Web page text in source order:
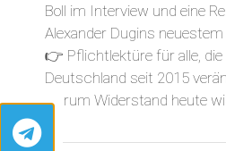
Boll im Interview und eine
Alexander Dugins neuestem
👉 Pflichtlektüre für alle, die
Deutschland seit 2015
warum Widerstand heute